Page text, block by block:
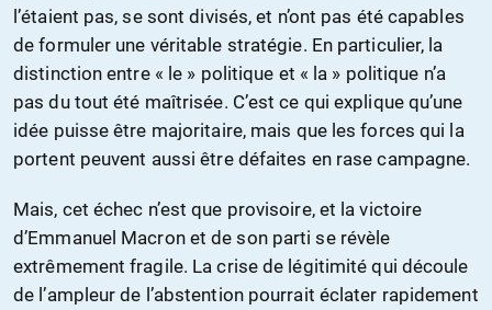
l’étaient pas, se sont divisés, et n’ont pas été capables
de formuler une véritable stratégie. En particulier, la
distinction entre « le » politique et « la » politique n’a
pas du tout été maîtrisée. C’est ce qui explique qu’une
idée puisse être majoritaire, mais que les forces qui la
portent peuvent aussi être défaites en rase campagne.
Mais, cet échec n’est que provisoire, et la victoire
d’Emmanuel Macron et de son parti se révèle
extrêmement fragile. La crise de légitimité qui découle
de l’ampleur de l’abstention pourrait éclater rapidement